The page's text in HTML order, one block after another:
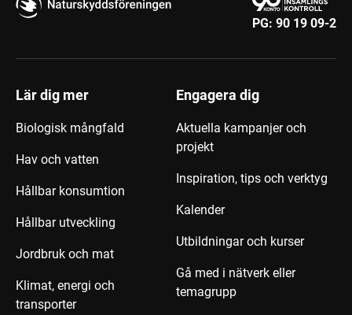
PG: 90 19 09-2
Lär dig mer
Biologisk mångfald
Hav och vatten
Hållbar konsumtion
Hållbar utveckling
Jordbruk och mat
Klimat, energi och
transporter
Engagera dig
Aktuella kampanjer och
projekt
Inspiration, tips och verktyg
Kalender
Utbildningar och kurser
Gå med i nätverk eller
temagrupp